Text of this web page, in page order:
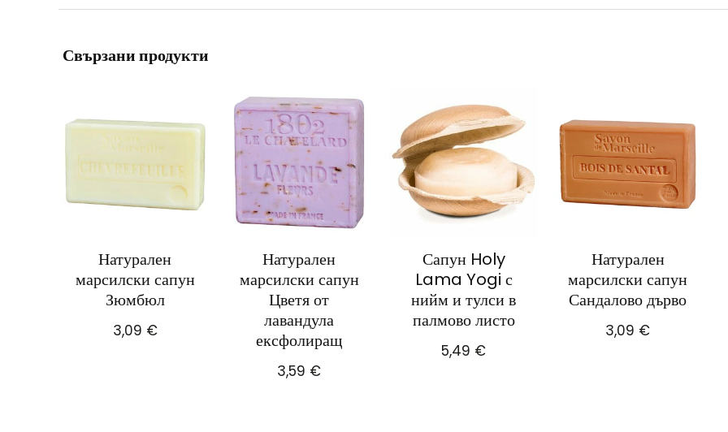
Свързани продукти
Натурален
марсилски сапун
Зюмбюл
3,09 €
Натурален
марсилски сапун
Цветя от
лавандула
ексфолиращ
3,59 €
Сапун Holy
Lama Yogi с
нийм и тулси в
палмово листо
5,49 €
Натурален
марсилски сапун
Сандалово дърво
3,09 €